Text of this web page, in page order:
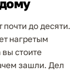
до десяти.
нагретым
стоите
зашли. Дел